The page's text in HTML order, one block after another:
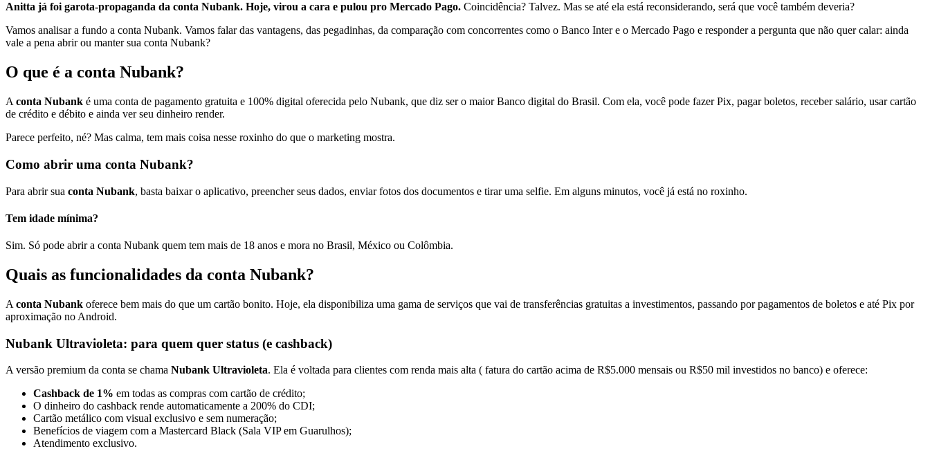
Anitta já foi garota-propaganda da conta Nubank. Hoje, virou a cara e pulou pro Mercado Pago. Coincidência? Talvez. Mas se até ela está reconsiderando, será que você também deveria?
Vamos analisar a fundo a conta Nubank. Vamos falar das vantagens, das pegadinhas, da comparação com concorrentes como o Banco Inter e o Mercado Pago e responder a pergunta que não quer calar: ainda
vale a pena abrir ou manter sua conta Nubank?
O que é a conta Nubank?
A conta Nubank é uma conta de pagamento gratuita e 100% digital oferecida pelo Nubank, que diz ser o maior Banco digital do Brasil. Com ela, você pode fazer Pix, pagar boletos, receber salário, usar cartão
de crédito e débito e ainda ver seu dinheiro render.
Parece perfeito, né? Mas calma, tem mais coisa nesse roxinho do que o marketing mostra.
Como abrir uma conta Nubank?
Para abrir sua conta Nubank, basta baixar o aplicativo, preencher seus dados, enviar fotos dos documentos e tirar uma selfie. Em alguns minutos, você já está no roxinho.
Tem idade mínima?
Sim. Só pode abrir a conta Nubank quem tem mais de 18 anos e mora no Brasil, México ou Colômbia.
Quais as funcionalidades da conta Nubank?
A conta Nubank oferece bem mais do que um cartão bonito. Hoje, ela disponibiliza uma gama de serviços que vai de transferências gratuitas a investimentos, passando por pagamentos de boletos e até Pix por
aproximação no Android.
Nubank Ultravioleta: para quem quer status (e cashback)
A versão premium da conta se chama Nubank Ultravioleta. Ela é voltada para clientes com renda mais alta ( fatura do cartão acima de R$5.000 mensais ou R$50 mil investidos no banco) e oferece:
Cashback de 1% em todas as compras com cartão de crédito;
O dinheiro do cashback rende automaticamente a 200% do CDI;
Cartão metálico com visual exclusivo e sem numeração;
Benefícios de viagem com a Mastercard Black (Sala VIP em Guarulhos);
Atendimento exclusivo.